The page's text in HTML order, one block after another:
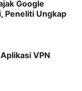
Google
Peneliti Ungkap
VPN